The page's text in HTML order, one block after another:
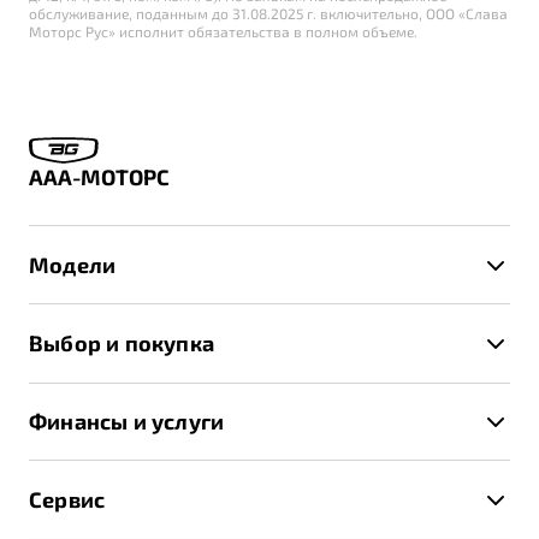
обслуживание, поданным до 31.08.2025 г. включительно, ООО «Слава
Моторс Рус» исполнит обязательства в полном объеме.
ААА-МОТОРС
Модели
X70
Выбор и покупка
Спецпредложения и Акции
Записаться на тест-драйв
Получить предложение
Финансы и услуги
Трейд-ин
Сервис